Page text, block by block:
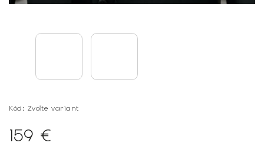
Kód: Zvoľte variant
159 €